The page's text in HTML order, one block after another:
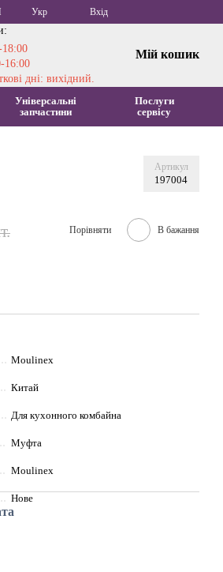
Укр Вхід
18:00
16:00
дні: вихідний.
Мій кошик
Універсальні
запчастини
Послуги
сервісу
Артикул
197004
Порівняти В бажання
Moulinex
Китай
Для кухонного комбайна
Муфта
Moulinex
Нове